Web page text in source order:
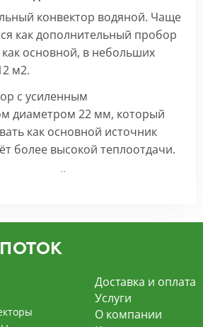
конвектор водяной. Чаще
как дополнительный пробор
основной, в небольших
м2.
с усиленным
диаметром 22 мм, который
как основной источник
более высокой теплоотдачи.
конвектор
на 24В подходит для
и бесшумно работает.
За счет тангенциального
принудительную
Доставка и оплата
Услуги
О компании